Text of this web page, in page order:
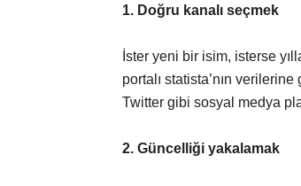
1. Doğru kanalı seçmek
İster yeni bir isim, isterse
portalı statista’nın
Twitter gibi sosyal medya
2. Güncelliği yakalamak